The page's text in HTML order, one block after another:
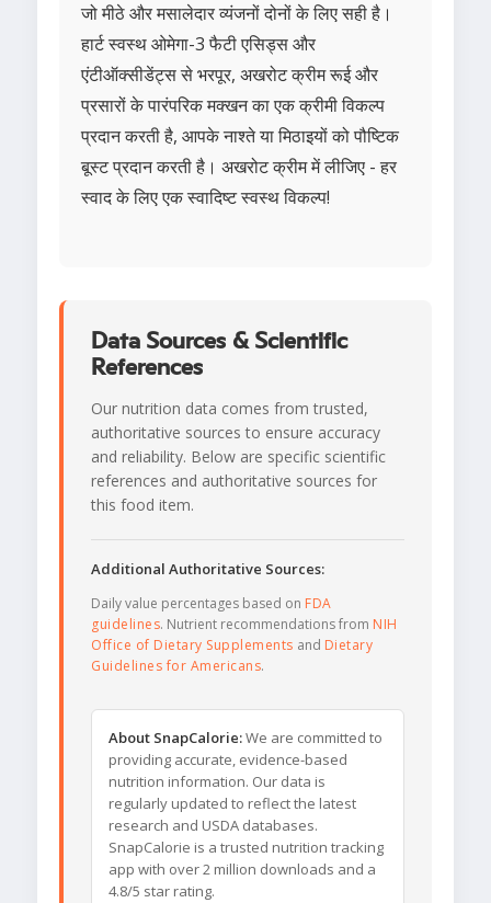
जो मीठे और मसालेदार व्यंजनों दोनों के लिए सही है।
हार्ट स्वस्थ ओमेगा-3 फैटी एसिड्स और
एंटीऑक्सीडेंट्स से भरपूर, अखरोट क्रीम रूई और
प्रसारों के पारंपरिक मक्खन का एक क्रीमी विकल्प
प्रदान करती है, आपके नाश्ते या मिठाइयों को पौष्टिक
बूस्ट प्रदान करती है। अखरोट क्रीम में लीजिए - हर
स्वाद के लिए एक स्वादिष्ट स्वस्थ विकल्प!
Data Sources & Scientific
References
Our nutrition data comes from trusted,
authoritative sources to ensure accuracy
and reliability. Below are specific scientific
references and authoritative sources for
this food item.
Additional Authoritative Sources:
Daily value percentages based on FDA
guidelines. Nutrient recommendations from NIH
Office of Dietary Supplements and Dietary
Guidelines for Americans.
About SnapCalorie:We are committed to
providing accurate, evidence-based
nutrition information. Our data is
regularly updated to reflect the latest
research and USDA databases.
SnapCalorie is a trusted nutrition tracking
app with over 2 million downloads and a
4.8/5 star rating.